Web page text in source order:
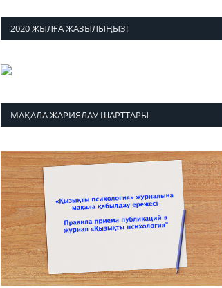
2020 ЖЫЛҒА ЖАЗЫЛЫҢЫЗ!
МАҚАЛА ЖАРИЯЛАУ ШАРТТАРЫ